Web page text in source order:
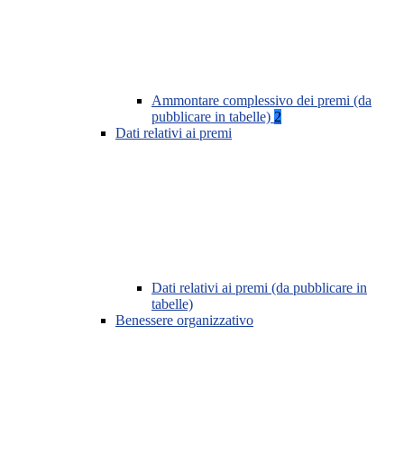
Ammontare complessivo dei premi (da
pubblicare in tabelle) 2
Dati relativi ai premi
Dati relativi ai premi (da pubblicare in
tabelle)
Benessere organizzativo